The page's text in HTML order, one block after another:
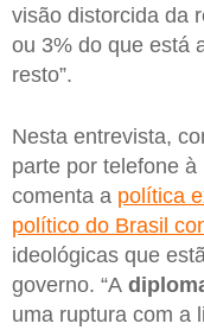
visão distorcida da
ou 3% do que está
resto”.
Nesta entrevista,
parte por telefone à
comenta a política
político do Brasil
ideológicas que
governo. “A
uma ruptura com a